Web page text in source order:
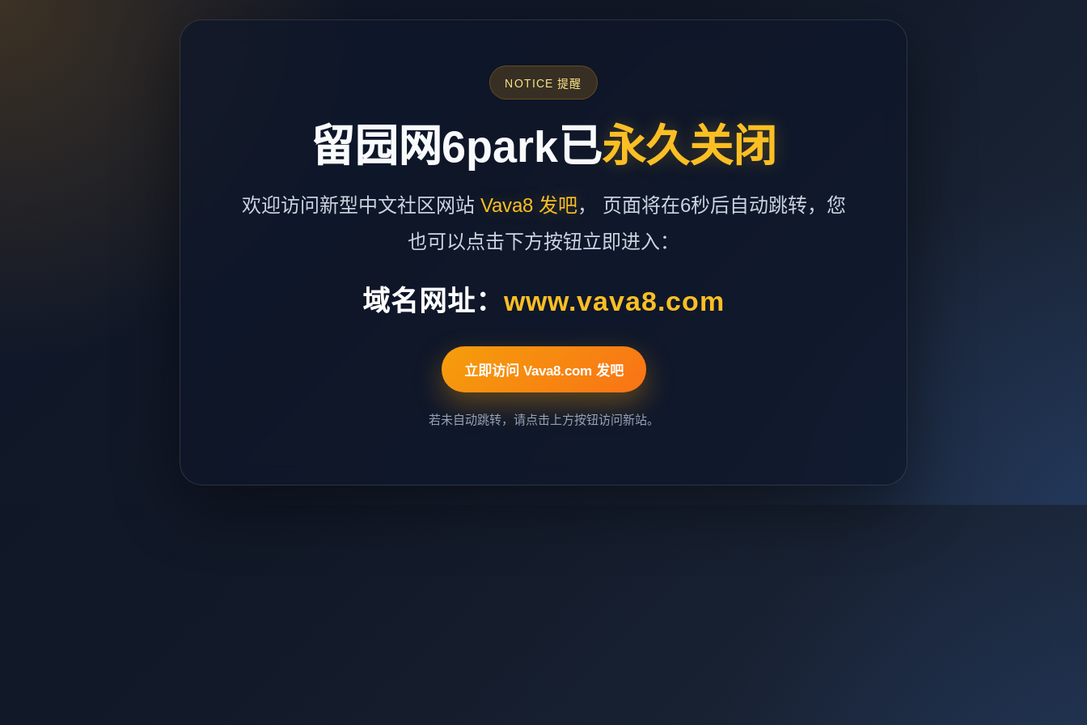
NOTICE 提醒
留园网6park已永久关闭
欢迎访问新型中文社区网站 Vava8 发吧， 页面将在6秒后自动跳转，您
也可以点击下方按钮立即进入：
域名网址： www.vava8.com
立即访问 Vava8.com 发吧
若未自动跳转，请点击上方按钮访问新站。